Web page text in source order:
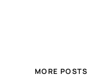
MORE POSTS